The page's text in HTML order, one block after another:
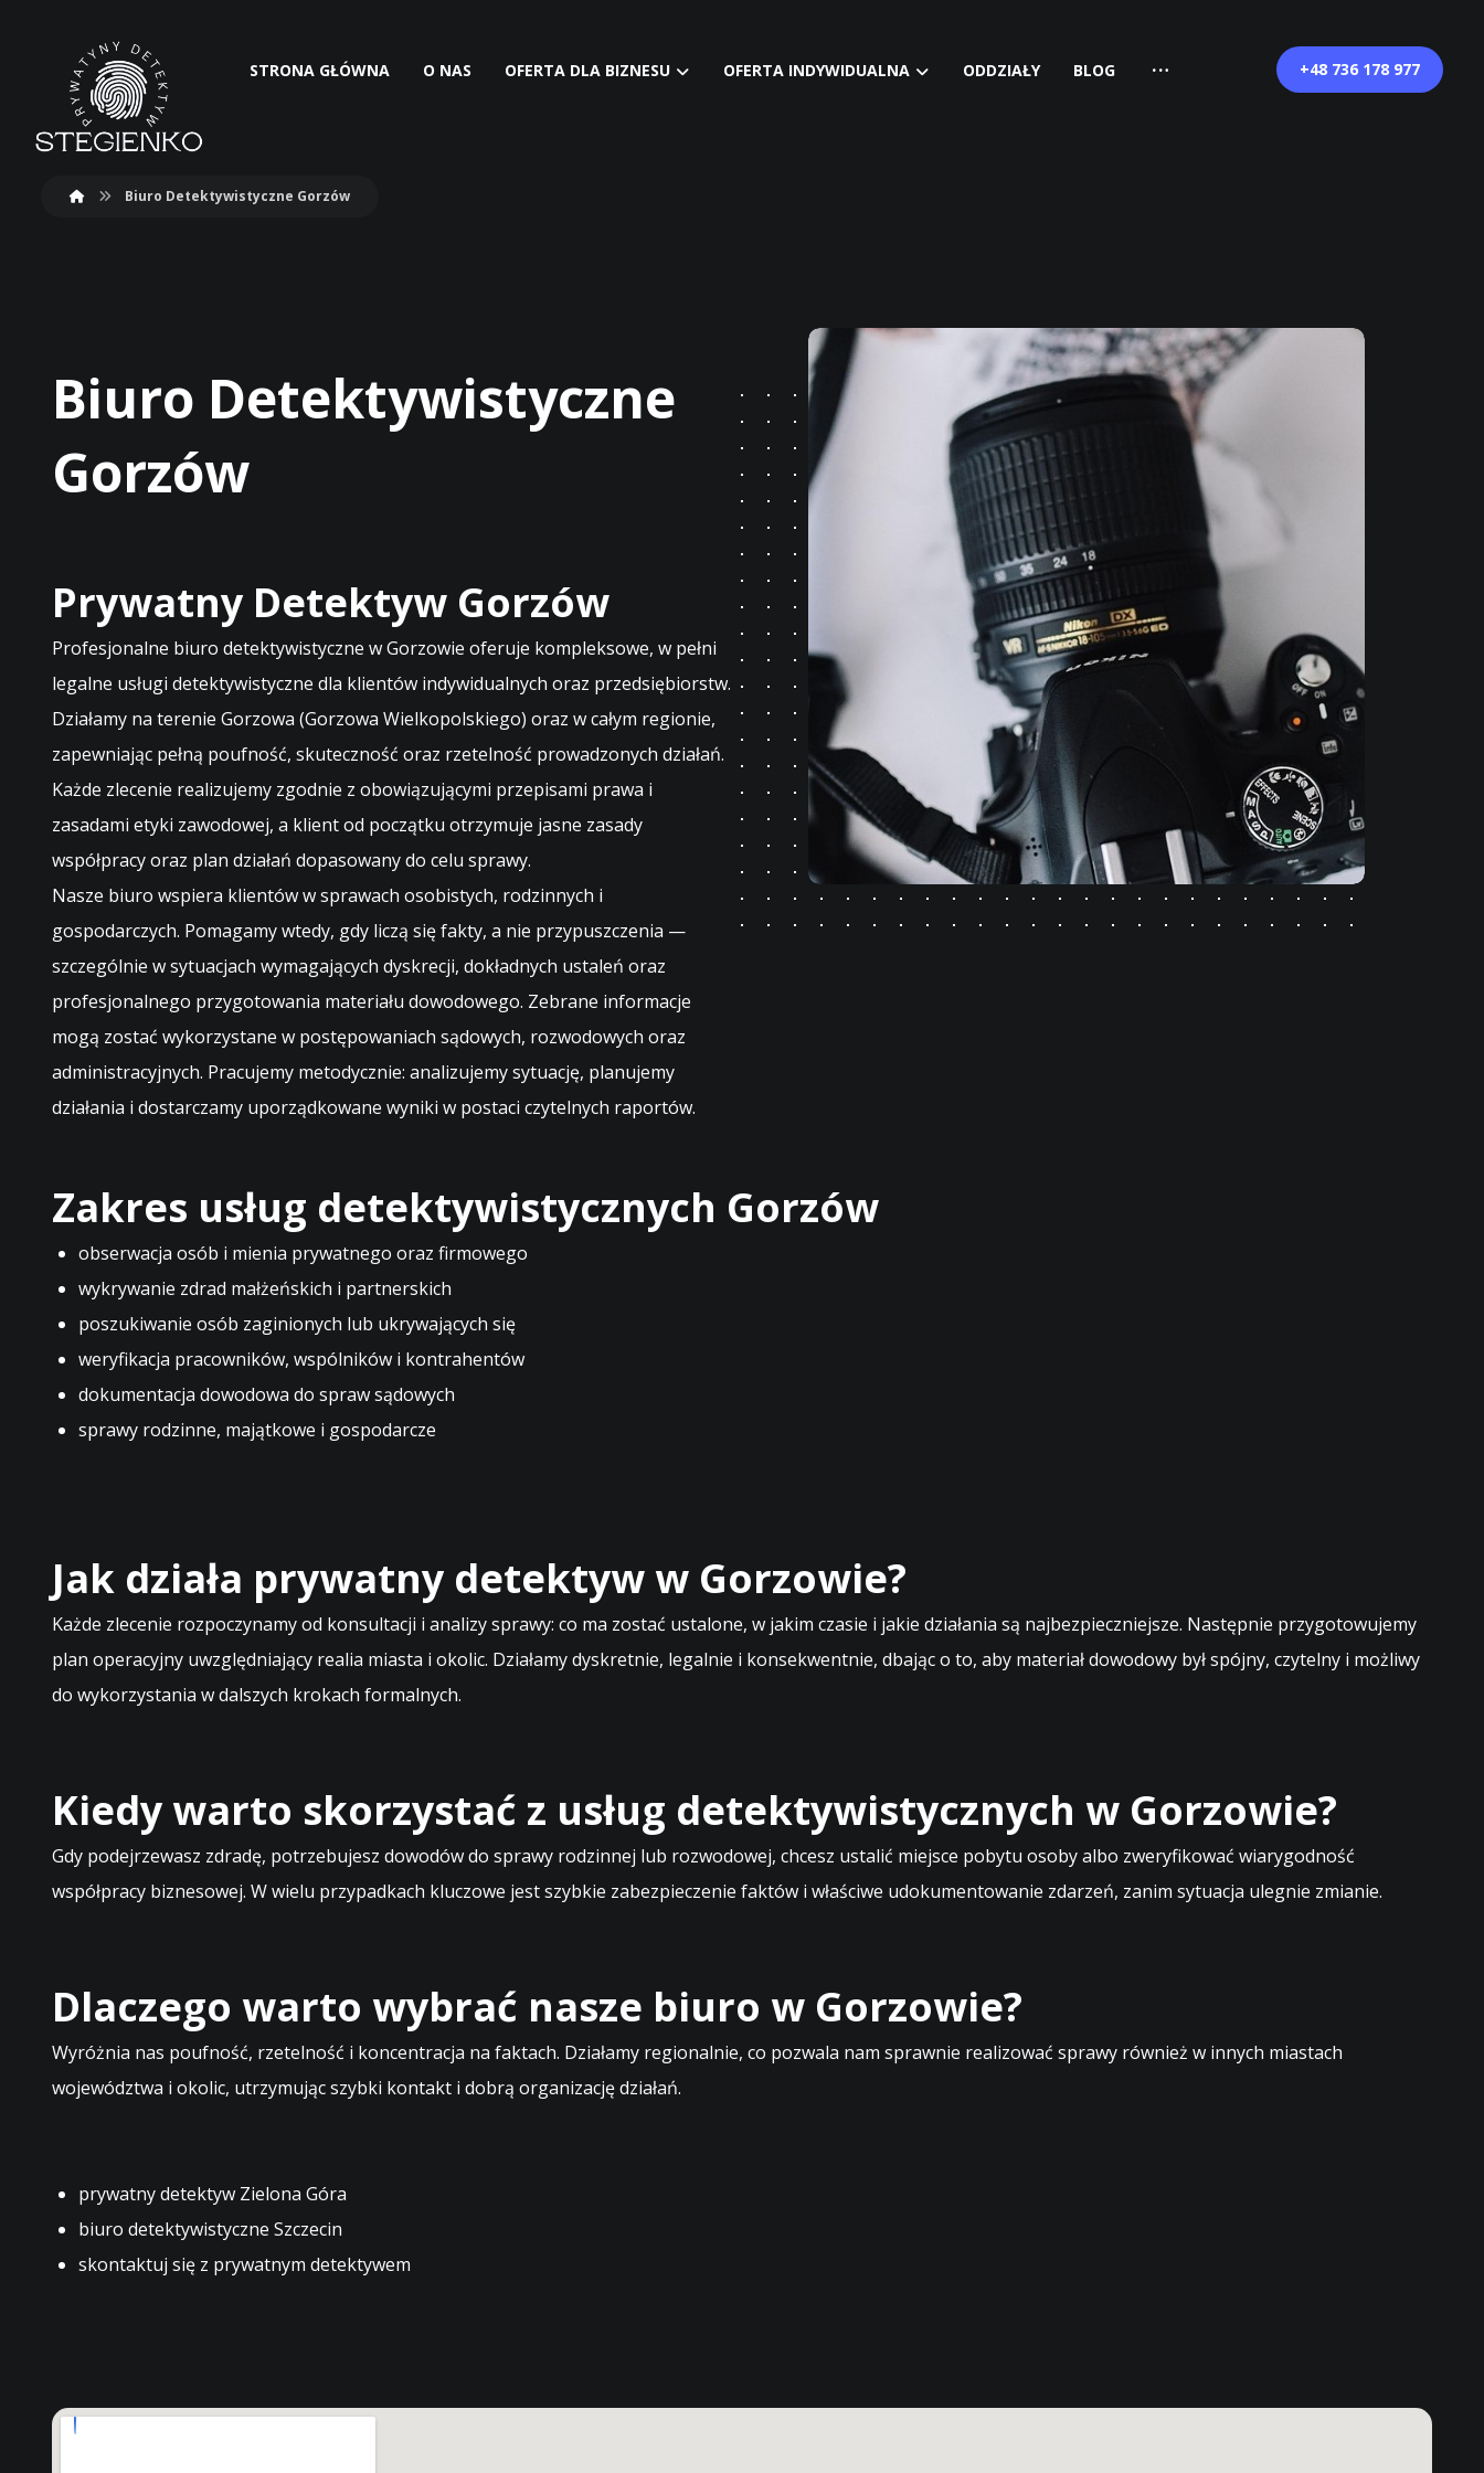
STRONA GŁÓWNA O NAS OFERTA DLA BIZNESU OFERTA INDYWIDUALNA ODDZIAŁY BLOG +48 736 178 977
Biuro Detektywistyczne Gorzów
Biuro Detektywistyczne
Gorzów
Prywatny Detektyw Gorzów
Profesjonalne biuro detektywistyczne w Gorzowie oferuje kompleksowe, w pełni
legalne usługi detektywistyczne dla klientów indywidualnych oraz przedsiębiorstw.
Działamy na terenie Gorzowa (Gorzowa Wielkopolskiego) oraz w całym regionie,
zapewniając pełną poufność, skuteczność oraz rzetelność prowadzonych działań.
Każde zlecenie realizujemy zgodnie z obowiązującymi przepisami prawa i
zasadami etyki zawodowej, a klient od początku otrzymuje jasne zasady
współpracy oraz plan działań dopasowany do celu sprawy.
Nasze biuro wspiera klientów w sprawach osobistych, rodzinnych i
gospodarczych. Pomagamy wtedy, gdy liczą się fakty, a nie przypuszczenia —
szczególnie w sytuacjach wymagających dyskrecji, dokładnych ustaleń oraz
profesjonalnego przygotowania materiału dowodowego. Zebrane informacje
mogą zostać wykorzystane w postępowaniach sądowych, rozwodowych oraz
administracyjnych. Pracujemy metodycznie: analizujemy sytuację, planujemy
działania i dostarczamy uporządkowane wyniki w postaci czytelnych raportów.
Zakres usług detektywistycznych Gorzów
obserwacja osób i mienia prywatnego oraz firmowego
wykrywanie zdrad małżeńskich i partnerskich
poszukiwanie osób zaginionych lub ukrywających się
weryfikacja pracowników, wspólników i kontrahentów
dokumentacja dowodowa do spraw sądowych
sprawy rodzinne, majątkowe i gospodarcze
Jak działa prywatny detektyw w Gorzowie?
Każde zlecenie rozpoczynamy od konsultacji i analizy sprawy: co ma zostać ustalone, w jakim czasie i jakie działania są najbezpieczniejsze. Następnie przygotowujemy
plan operacyjny uwzględniający realia miasta i okolic. Działamy dyskretnie, legalnie i konsekwentnie, dbając o to, aby materiał dowodowy był spójny, czytelny i możliwy
do wykorzystania w dalszych krokach formalnych.
Kiedy warto skorzystać z usług detektywistycznych w Gorzowie?
Gdy podejrzewasz zdradę, potrzebujesz dowodów do sprawy rodzinnej lub rozwodowej, chcesz ustalić miejsce pobytu osoby albo zweryfikować wiarygodność
współpracy biznesowej. W wielu przypadkach kluczowe jest szybkie zabezpieczenie faktów i właściwe udokumentowanie zdarzeń, zanim sytuacja ulegnie zmianie.
Dlaczego warto wybrać nasze biuro w Gorzowie?
Wyróżnia nas poufność, rzetelność i koncentracja na faktach. Działamy regionalnie, co pozwala nam sprawnie realizować sprawy również w innych miastach
województwa i okolic, utrzymując szybki kontakt i dobrą organizację działań.
prywatny detektyw Zielona Góra
biuro detektywistyczne Szczecin
skontaktuj się z prywatnym detektywem